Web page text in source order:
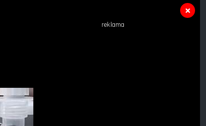
reklama